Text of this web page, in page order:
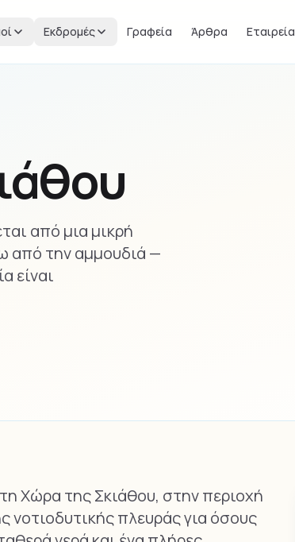
Εκδρομές Γραφεία Άρθρα Εταιρεία
από μια μικρή
από την αμμουδιά —
είναι
Χώρα της Σκιάθου, στην περιοχή
νοτιοδυτικής πλευράς για όσους